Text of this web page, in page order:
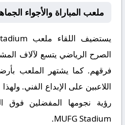
ملعب المباراة والأجواء
يستضيف اللقاء ملعب
الصرح الرياضي يتسع لآلاف
فرقهم. كما يشتهر الملعب
اللاعبين على الإبداع الفني.
رؤية نجومها المفضلين فوق
MUFG Stadium.